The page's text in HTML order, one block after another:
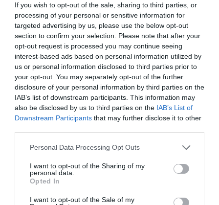
If you wish to opt-out of the sale, sharing to third parties, or
processing of your personal or sensitive information for
targeted advertising by us, please use the below opt-out
section to confirm your selection. Please note that after your
opt-out request is processed you may continue seeing
interest-based ads based on personal information utilized by
us or personal information disclosed to third parties prior to
your opt-out. You may separately opt-out of the further
disclosure of your personal information by third parties on the
IAB’s list of downstream participants. This information may
also be disclosed by us to third parties on the IAB’s List of
Downstream Participants that may further disclose it to other
Personal Data Processing Opt Outs
I want to opt-out of the Sharing of my
personal data.
Opted In
I want to opt-out of the Sale of my
KARALISKĀ ĢIMENE
Dumpīgajai
princesei Stefānijai – 60!
Popzvaigznes karjera, kaislīgā mīla un
mātes Greisas Kellijas nāve
INTERVIJA
Juris Rubenis: Tie ir maldi, ka
attiecības būs tās zelta raktuves, kur
es varēšu tikai ņemt
SLAVENĪBU RECEPTES
Vistas gaļaMarokas gaumē. Vairas
recepte un atmiņu stāsts